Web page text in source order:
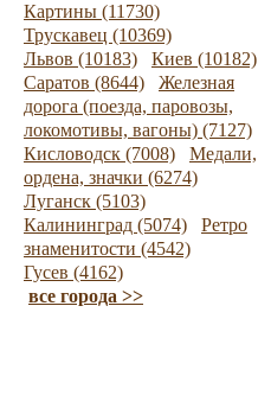
Картины (11730)
Трускавец (10369)
Львов (10183)
Киев (10182)
Саратов (8644)
Железная
дорога (поезда, паровозы,
локомотивы, вагоны) (7127)
Кисловодск (7008)
Медали,
ордена, значки (6274)
Луганск (5103)
Калининград (5074)
Ретро
знаменитости (4542)
Гусев (4162)
все города >>